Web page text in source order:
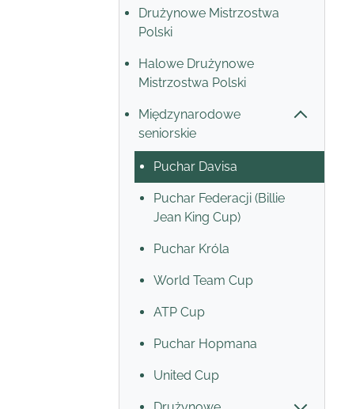
Drużynowe Mistrzostwa
Polski
Halowe Drużynowe
Mistrzostwa Polski
Międzynarodowe
seniorskie
Puchar Davisa
Puchar Federacji (Billie
Jean King Cup)
Puchar Króla
World Team Cup
ATP Cup
Puchar Hopmana
United Cup